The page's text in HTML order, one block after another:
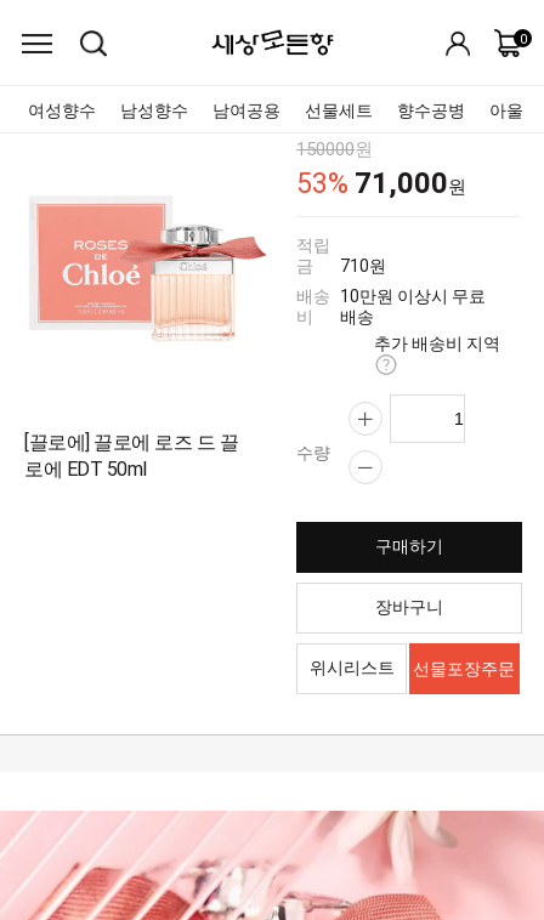
0
여성향수 남성향수 남여공용 선물세트 향수공병 아울렛
[끌로에] 끌로에 로즈 드 끌
로에 EDT 50ml
150000원
53% 71,000원
적립
금
710원
배송
비
10만원 이상시 무료
배송
추가 배송비 지역
수량
구매하기
장바구니
위시리스트 선물포장주문